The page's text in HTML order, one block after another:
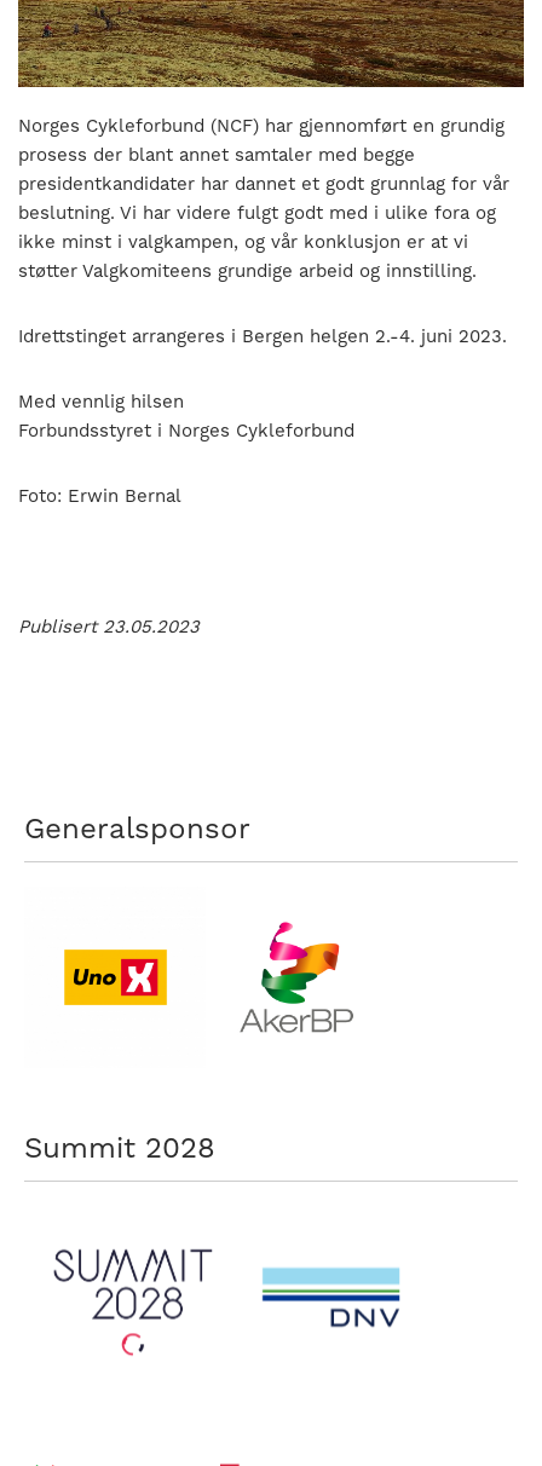
til
bli
en
folkesport.
Norges Cykleforbund (NCF) har gjennomført en grundig
prosess der blant annet samtaler med begge
presidentkandidater har dannet et godt grunnlag for vår
beslutning. Vi har videre fulgt godt med i ulike fora og
ikke minst i valgkampen, og vår konklusjon er at vi
støtter Valgkomiteens grundige arbeid og innstilling.
Idrettstinget arrangeres i Bergen helgen 2.-4. juni 2023.
Med vennlig hilsen
Forbundsstyret i Norges Cykleforbund
Foto: Erwin Bernal
Publisert 23.05.2023
Generalsponsor
Summit 2028